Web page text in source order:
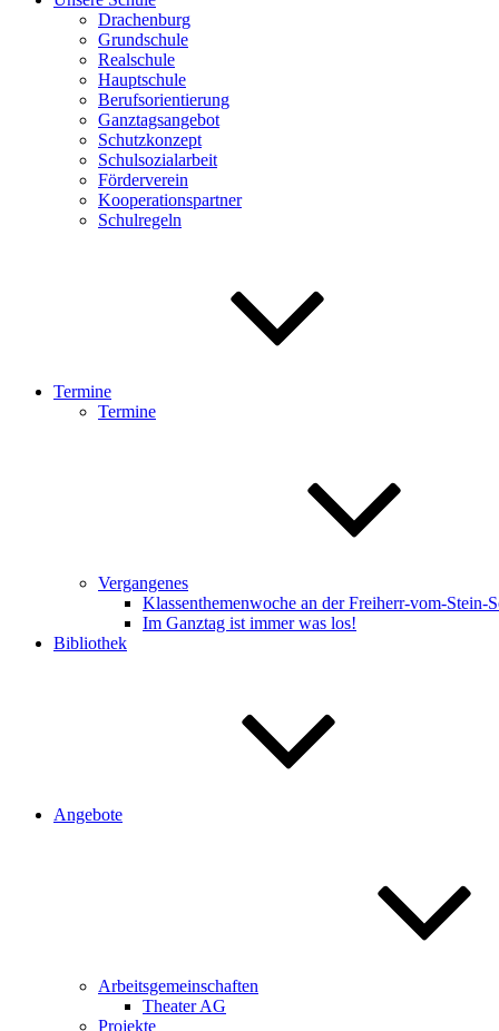
Drachenburg
Grundschule
Realschule
Hauptschule
Berufsorientierung
Ganztagsangebot
Schutzkonzept
Schulsozialarbeit
Förderverein
Kooperationspartner
Schulregeln
Termine
Termine
Vergangenes
Klassenthemenwoche an der Freiherr-vom-Stein-
Im Ganztag ist immer was los!
Bibliothek
Angebote
Arbeitsgemeinschaften
Theater AG
Projekte